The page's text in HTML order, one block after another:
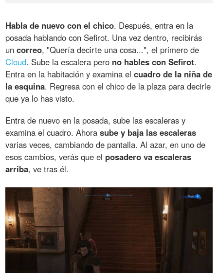
Habla de nuevo con el chico. Después, entra en la
posada hablando con Sefirot. Una vez dentro, recibirás
uncorreo, "Quería decirte una cosa...", el primero de
Cloud. Sube la escalera pero no hables con Sefirot.
Entra en la habitación y examina elcuadro de la niña de
la esquina. Regresa con el chico de la plaza para decirle
que ya lo has visto.
Entra de nuevo en la posada, sube las escaleras y
examina el cuadro. Ahorasube y baja las escaleras
varias veces, cambiando de pantalla. Al azar, en uno de
esos cambios, verás que el posadero va escaleras
arriba, ve tras él.